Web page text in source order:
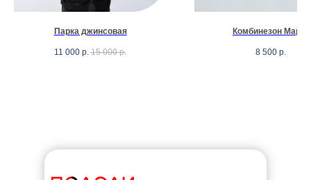
Парка джинсовая
11 000 р. 15 000 р.
Комбинезон Марго
8 500 р.